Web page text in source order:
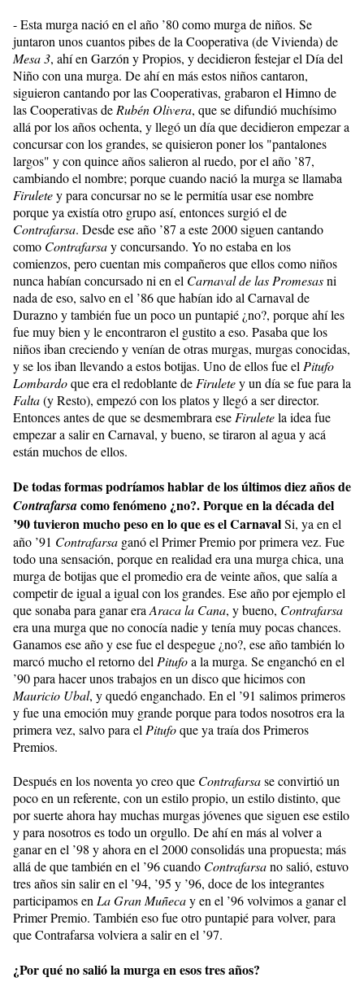
- Esta murga nació en el año ’80 como murga de niños. Se
juntaron unos cuantos pibes de la Cooperativa (de Vivienda) de
Mesa 3, ahí en Garzón y Propios, y decidieron festejar el Día del
Niño con una murga. De ahí en más estos niños cantaron,
siguieron cantando por las Cooperativas, grabaron el Himno de
las Cooperativas deRubén Olivera, que se difundió muchísimo
allá por los años ochenta, y llegó un día que decidieron empezar a
concursar con los grandes, se quisieron poner los "pantalones
largos" y con quince años salieron al ruedo, por el año ’87,
cambiando el nombre; porque cuando nació la murga se llamaba
Firuletey para concursar no se le permitía usar ese nombre
porque ya existía otro grupo así, entonces surgió el de
Contrafarsa. Desde ese año ’87 a este 2000 siguen cantando
como Contrafarsay concursando. Yo no estaba en los
comienzos, pero cuentan mis compañeros que ellos como niños
nunca habían concursado ni en el Carnaval de las Promesasni
nada de eso, salvo en el ’86 que habían ido al Carnaval de
Durazno y también fue un poco un puntapié ¿no?, porque ahí les
fue muy bien y le encontraron el gustito a eso. Pasaba que los
niños iban creciendo y venían de otras murgas, murgas conocidas,
y se los iban llevando a estos botijas. Uno de ellos fue elPitufo
Lombardoque era el redoblante deFiruletey un día se fue para la
Falta(y Resto), empezó con los platos y llegó a ser director.
Entonces antes de que se desmembrara eseFiruletela idea fue
empezar a salir en Carnaval, y bueno, se tiraron al agua y acá
están muchos de ellos.
De todas formas podríamos hablar de los últimos diez años de
Contrafarsacomo fenómeno ¿no?. Porque en la década del
’90 tuvieron mucho peso en lo que es el CarnavalSi, ya en el
año ’91 Contrafarsa ganó el Primer Premio por primera vez. Fue
todo una sensación, porque en realidad era una murga chica, una
murga de botijas que el promedio era de veinte años, que salía a
competir de igual a igual con los grandes. Ese año por ejemplo el
que sonaba para ganar eraAraca la Cana, y bueno, Contrafarsa
era una murga que no conocía nadie y tenía muy pocas chances.
Ganamos ese año y ese fue el despegue ¿no?, ese año también lo
marcó mucho el retorno delPitufoa la murga. Se enganchó en el
’90 para hacer unos trabajos en un disco que hicimos con
Mauricio Ubal, y quedó enganchado. En el ’91 salimos primeros
y fue una emoción muy grande porque para todos nosotros era la
primera vez, salvo para elPitufoque ya traía dos Primeros
Premios.
Después en los noventa yo creo que Contrafarsase convirtió un
poco en un referente, con un estilo propio, un estilo distinto, que
por suerte ahora hay muchas murgas jóvenes que siguen ese estilo
y para nosotros es todo un orgullo. De ahí en más al volver a
ganar en el ’98 y ahora en el 2000 consolidás una propuesta; más
allá de que también en el ’96 cuando Contrafarsano salió, estuvo
tres años sin salir en el ’94, ’95 y ’96, doce de los integrantes
participamos enLa Gran Muñecay en el ’96 volvimos a ganar el
Primer Premio. También eso fue otro puntapié para volver, para
que Contrafarsa volviera a salir en el ’97.
¿Por qué no salió la murga en esos tres años?